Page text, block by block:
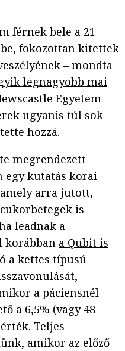
férnek bele a 21
fokozottan kitettek
– mondta
legnagyobb mai
Egyetem
ugyanis túl sok
hozzá.
megrendezett
egy kutatás korai
arra jutott,
is
leadnak a
korábban a Qubit is
a kettes típusú
a páciensnél
a 6,5% (vagy 48
. Teljes
amikor az előző